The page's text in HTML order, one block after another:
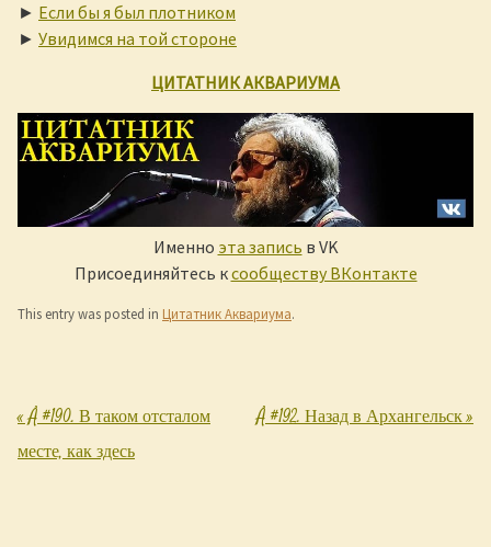
► Если бы я был плотником
► Увидимся на той стороне
ЦИТАТНИК АКВАРИУМА
Именно эта запись в VK
Присоединяйтесь ксообществу ВКонтакте
This entry was posted in Цитатник Аквариума.
Post navigation
«Å #190. В таком отсталом
месте, как здесь
Å #192. Назад в Архангельск»